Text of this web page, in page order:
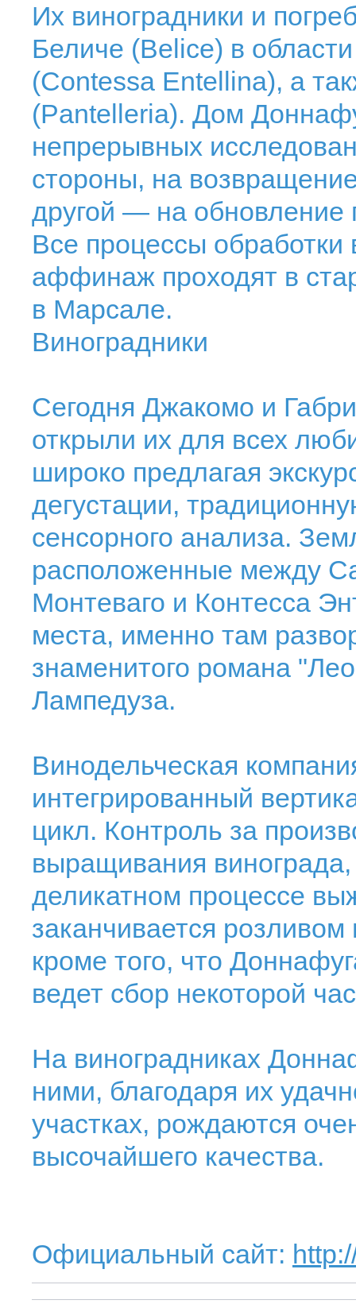
Их виноградники и
Беличе (Belice) в
(Contessa Entellina), а
(Pantelleria). Дом
непрерывных
стороны, на
другой — на обновление
Все процессы обработки
аффинаж проходят в
в Марсале.
Виноградники
Сегодня Джакомо и
открыли их для всех
широко предлагая
дегустации,
сенсорного анализа.
расположенные между
Монтеваго и Контесса
места, именно там
знаменитого романа
Лампедуза.
Винодельческая
интегрированный
цикл. Контроль за
выращивания
деликатном процессе
заканчивается
кроме того, что
ведет сбор некоторой
На виноградниках
ними, благодаря их
участках, рождаются
высочайшего качества.
Официальный сайт: